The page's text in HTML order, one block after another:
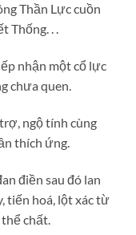
Thần Lực cuồn
Thống. . .
nhận một cổ lực
chưa quen.
ngộ tính cùng
thích ứng.
điền sau đó lan
tiến hoá, lột xác từ
chất.